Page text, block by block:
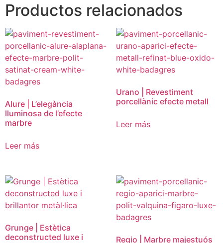
Productos relacionados
Alure | L’elegància
lluminosa de l’efecte
marbre
Leer más
Urano | Revestiment
porcellànic efecte metall
Leer más
Grunge | Estètica
deconstructed luxe i
Regio | Marbre majestuós